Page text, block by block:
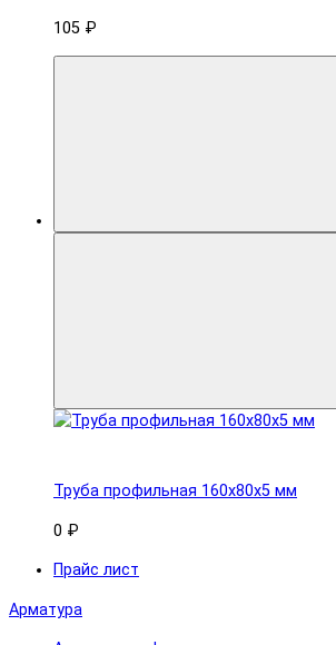
105 ₽
Труба профильная 160x80х5 мм
0 ₽
Прайс лист
Арматура